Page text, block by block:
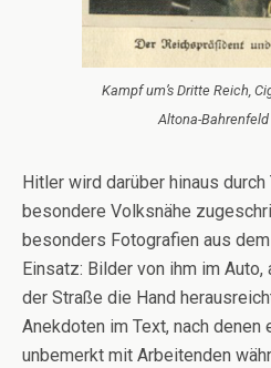
Kampf um’s Dritte Reich,
Altona-Bahrenfeld
Hitler wird darüber hinaus
besondere Volksnähe
besonders Fotografien aus
Einsatz: Bilder von ihm im
der Straße die Hand
Anekdoten im Text, nach
unbemerkt mit Arbeitenden